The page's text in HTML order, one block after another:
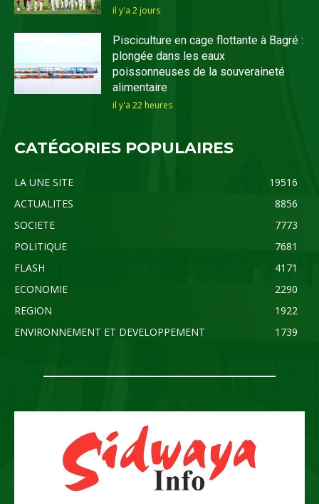
il y'a 2 jours
Pisciculture en cage flottante à Bagré :
plongée dans les eaux
poissonneuses de la souveraineté
alimentaire
il y'a 22 heures
CATÉGORIES POPULAIRES
LA UNE SITE
19516
ACTUALITES
8856
SOCIETE
7773
POLITIQUE
7681
FLASH
4171
ECONOMIE
2290
REGION
1922
ENVIRONNEMENT ET DEVELOPPEMENT
1739